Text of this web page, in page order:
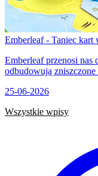
Emberleaf - Taniec kart
Emberleaf przenosi nas
odbudowują
25-06-2026
Wszystkie wpisy